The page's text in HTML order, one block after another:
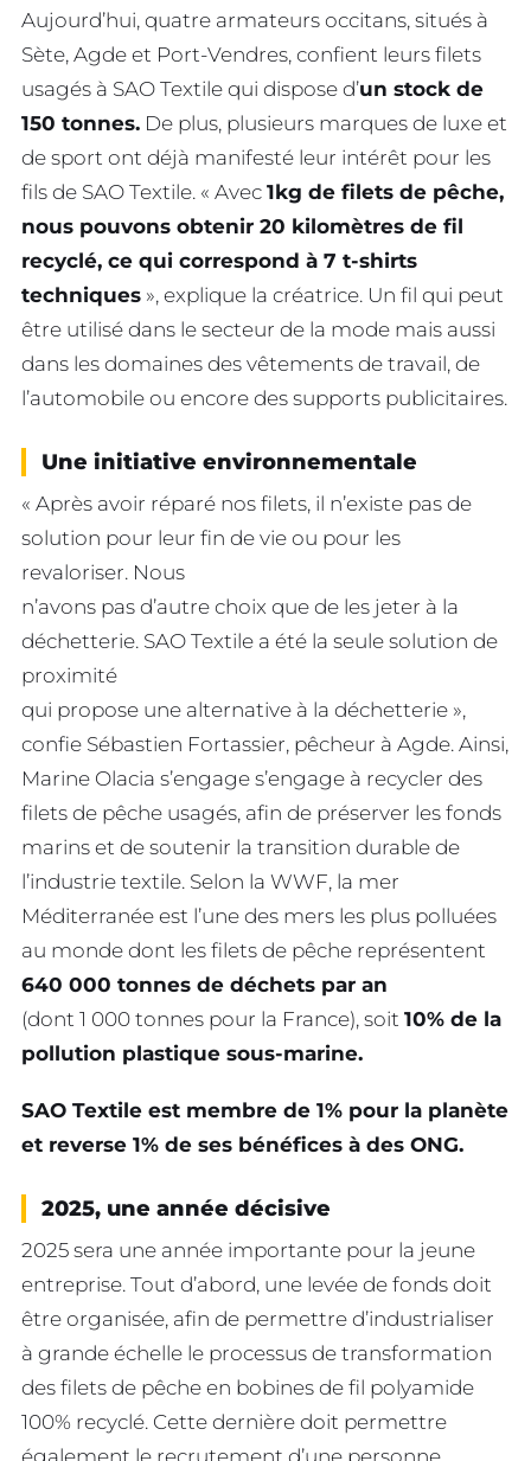
Aujourd’hui, quatre armateurs occitans, situés à
Sète, Agde et Port-Vendres, confient leurs filets
usagés à SAO Textile qui dispose d’un stock de
150 tonnes. De plus, plusieurs marques de luxe et
de sport ont déjà manifesté leur intérêt pour les
fils de SAO Textile. « Avec 1kg de filets de pêche,
nous pouvons obtenir 20 kilomètres de fil
recyclé, ce qui correspond à 7 t-shirts
techniques », explique la créatrice. Un fil qui peut
être utilisé dans le secteur de la mode mais aussi
dans les domaines des vêtements de travail, de
l’automobile ou encore des supports publicitaires.
Une initiative environnementale
« Après avoir réparé nos filets, il n’existe pas de
solution pour leur fin de vie ou pour les
revaloriser. Nous
n’avons pas d’autre choix que de les jeter à la
déchetterie. SAO Textile a été la seule solution de
proximité
qui propose une alternative à la déchetterie »,
confie Sébastien Fortassier, pêcheur à Agde. Ainsi,
Marine Olacia s’engage s’engage à recycler des
filets de pêche usagés, afin de préserver les fonds
marins et de soutenir la transition durable de
l’industrie textile. Selon la WWF, la mer
Méditerranée est l’une des mers les plus polluées
au monde dont les filets de pêche représentent
640 000 tonnes de déchets par an
(dont 1 000 tonnes pour la France), soit 10% de la
pollution plastique sous-marine.
SAO Textile est membre de 1% pour la planète
et reverse 1% de ses bénéfices à des ONG.
2025, une année décisive
2025 sera une année importante pour la jeune
entreprise. Tout d’abord, une levée de fonds doit
être organisée, afin de permettre d’industrialiser
à grande échelle le processus de transformation
des filets de pêche en bobines de fil polyamide
100% recyclé. Cette dernière doit permettre